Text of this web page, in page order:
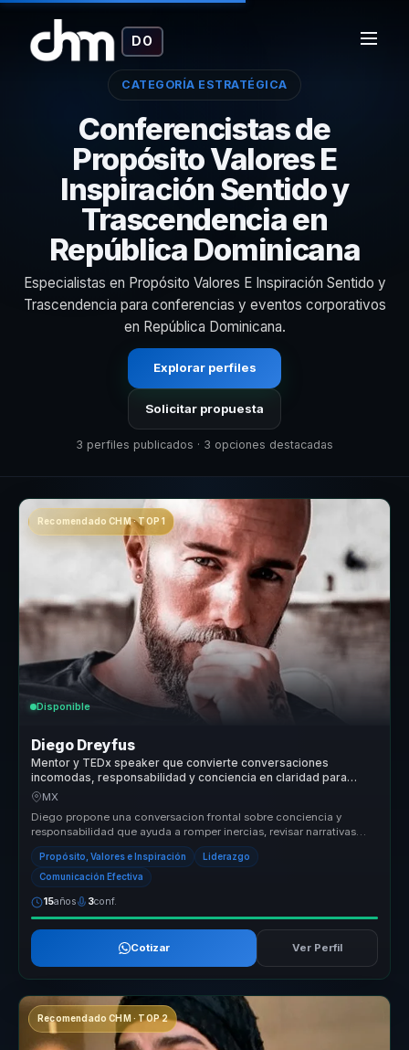
DO
CATEGORÍA ESTRATÉGICA
Conferencistas de
Propósito Valores E
Inspiración Sentido y
Trascendencia en
República Dominicana
Especialistas en Propósito Valores E Inspiración Sentido y
Trascendencia para conferencias y eventos corporativos
en República Dominicana.
Explorar perfiles
Solicitar propuesta
3 perfiles publicados · 3 opciones destacadas
Recomendado CHM · TOP 1
Disponible
Diego Dreyfus
Mentor y TEDx speaker que convierte conversaciones
incomodas, responsabilidad y conciencia en claridad para
lideres y equipos.
MX
Diego propone una conversacion frontal sobre conciencia y
responsabilidad que ayuda a romper inercias, revisar narrativas
personales y ab...
Propósito, Valores e Inspiración Liderazgo
Comunicación Efectiva
15años 3conf.
Cotizar Ver Perfil
Recomendado CHM · TOP 2